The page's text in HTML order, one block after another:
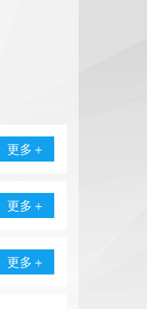
更多＋
更多＋
更多＋